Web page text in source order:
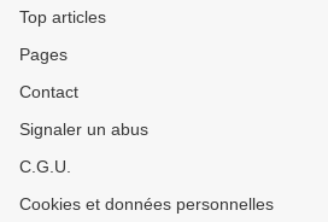
Top articles
Pages
Contact
Signaler un abus
C.G.U.
Cookies et données personnelles